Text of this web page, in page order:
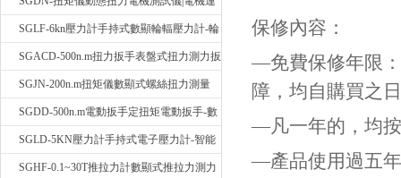
轉摩擦力扭矩儀
SGLF-6kn壓力計手持式數顯輪輻壓力計-輪
輻稱重壓力測力計
SGACD-500n.m扭力扳手表盤式扭力測力扳
手-表盤扭力矩檢測扳手
SGJN-200n.m扭矩儀數顯式螺絲扭力測量
儀-螺栓扭力矩測試儀
SGDD-500n.m電動扳手定扭矩電動扳手-數
顯式電動定扭力矩扳手
SGLD-5KN壓力計手持式電子壓力計-智能
電子式壓力測力計
SGHF-0.1~30T推拉力計數顯式推拉力測力
保修內容：
—免費保修年限
障，均自購買之
—凡一年的，均按
—產品使用過五